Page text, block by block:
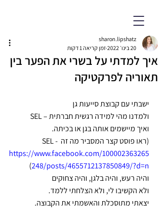
איך למדתי על בשרי את הפער בין
תאוריה לפרקטיקה
sharon.lipshatz
20 בינו׳ 2022
זמן קריאה 1 דקות
ישבתי עם קבוצת סייעות גן
ולמדנו מהי למידה רגשית חברתית – SEL
ואיך מיישמים אותה בגן או בכיתה.
(ראו פוסט קצר המסביר מה זה SEL -
https://www.facebook.com/100002363265
248/posts/4655712137850849/?d=n
)
והיה רעש, והיה בלגן, והיה צחוקים
ולא הקשיבו לי, ולא הצלחתי ללמד.
יצאתי מתוסכלת והאשמתי את הקבוצה.